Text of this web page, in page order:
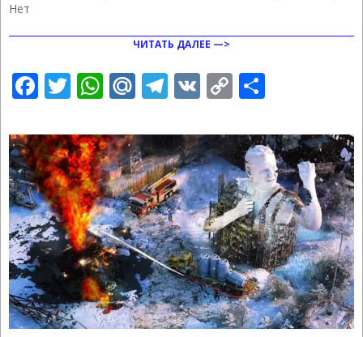
Нет
ЧИТАТЬ ДАЛЕЕ —>
Facebook
Twitter
WhatsApp
Mail.Ru
Telegram
VK Copy